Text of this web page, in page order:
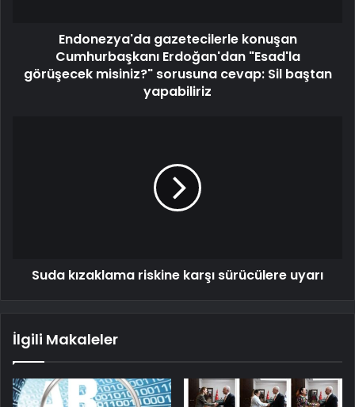
Endonezya'da gazetecilerle konuşan
Cumhurbaşkanı Erdoğan'dan "Esad'la
görüşecek misiniz?" sorusuna cevap: Sil baştan
yapabiliriz
Suda kızaklama riskine karşı sürücülere uyarı
İlgili Makaleler